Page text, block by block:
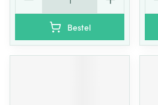
Bestel